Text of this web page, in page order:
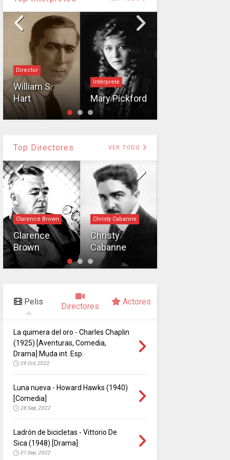
Director
William S.
Hart
Intérprete
Mary Pickford
Top Directores VER TODO
Clarence Brown
Clarence
Brown
Christy Cabanne
Christy
Cabanne
Pelis Directores Actores
La quimera del oro - Charles Chaplin
(1925) [Aventuras, Comedia,
Drama] Muda int. Esp.
29 Oct, 2022
Luna nueva - Howard Hawks (1940)
[Comedia]
28 Sep, 2022
Ladrón de bicicletas - Vittorio De
Sica (1948) [Drama]
01 Sep, 2022